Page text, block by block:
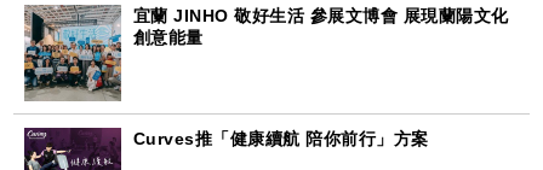
宜蘭 JINHO 敬好生活 參展文博會 展現蘭陽文化
創意能量
Curves推「健康續航 陪你前行」方案